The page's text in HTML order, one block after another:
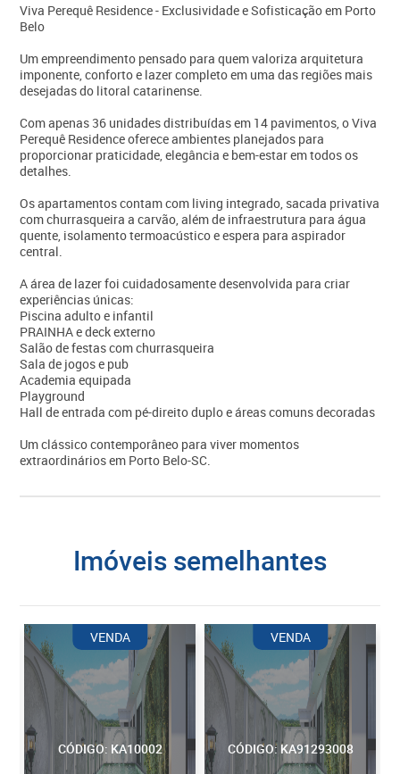
Viva Perequê Residence - Exclusividade e Sofisticação em Porto
Belo
Um empreendimento pensado para quem valoriza arquitetura
imponente, conforto e lazer completo em uma das regiões mais
desejadas do litoral catarinense.
Com apenas 36 unidades distribuídas em 14 pavimentos, o Viva
Perequê Residence oferece ambientes planejados para
proporcionar praticidade, elegância e bem-estar em todos os
detalhes.
Os apartamentos contam com living integrado, sacada privativa
com churrasqueira a carvão, além de infraestrutura para água
quente, isolamento termoacústico e espera para aspirador
central.
A área de lazer foi cuidadosamente desenvolvida para criar
experiências únicas:
Piscina adulto e infantil
PRAINHA e deck externo
Salão de festas com churrasqueira
Sala de jogos e pub
Academia equipada
Playground
Hall de entrada com pé-direito duplo e áreas comuns decoradas
Um clássico contemporâneo para viver momentos
extraordinários em Porto Belo-SC.
imóveis semelhantes
CÓDIGO: KA10002
VENDA
CÓDIGO: KA91293008
VENDA